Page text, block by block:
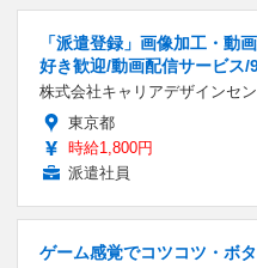
「派遣登録」画像加工・動
好き歓迎/動画配信サービス/
株式会社キャリアデザインセ
東京都
時給1,800円
派遣社員
ゲーム感覚でコツコツ・ボ